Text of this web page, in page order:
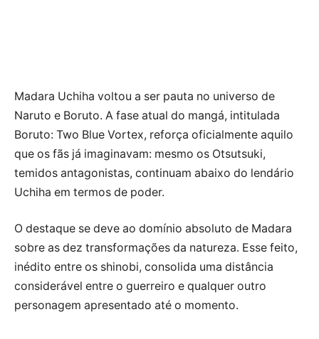
Madara Uchiha voltou a ser pauta no universo de
Naruto e Boruto. A fase atual do mangá, intitulada
Boruto: Two Blue Vortex, reforça oficialmente aquilo
que os fãs já imaginavam: mesmo os Otsutsuki,
temidos antagonistas, continuam abaixo do lendário
Uchiha em termos de poder.
O destaque se deve ao domínio absoluto de Madara
sobre as dez transformações da natureza. Esse feito,
inédito entre os shinobi, consolida uma distância
considerável entre o guerreiro e qualquer outro
personagem apresentado até o momento.